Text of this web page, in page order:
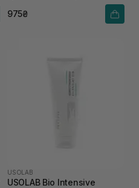
975₴
USOLAB
USOLAB Bio Intensive